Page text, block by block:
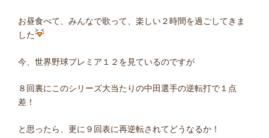
お昼食べて、みんなで歌って、楽しい２時間を過ごしてきま
した
今、世界野球プレミア１２を見ているのですが
８回裏にこのシリーズ大当たりの中田選手の逆転打で１点
差！
と思ったら、更に９回表に再逆転されてどうなるか！